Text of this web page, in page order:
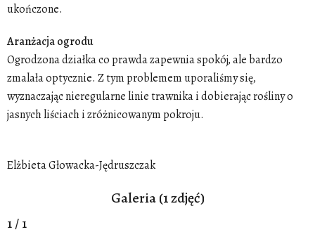
ukończone.
Aranżacja ogrodu
Ogrodzona działka co prawda zapewnia spokój, ale bardzo
zmalała optycznie. Z tym problemem uporaliśmy się,
wyznaczając nieregularne linie trawnika i dobierając rośliny o
jasnych liściach i zróżnicowanym pokroju.
Elżbieta Głowacka-Jędruszczak
Galeria (1 zdjęć)
1 / 1